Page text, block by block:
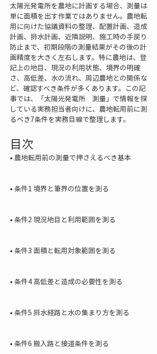
太陽光発電所を農地に計画する場合、測量は
単に面積を出す作業ではありません。農地転
用に向けた協議資料の整理、配置計画、造成
計画、排水計画、近隣説明、施工時の手戻り
防止まで、初期段階の測量結果がその後の計
画精度を大きく左右します。特に農地は、登
記上の地目、現況の利用状態、境界の明確
さ、高低差、水の流れ、周辺農地との関係な
ど、確認すべき条件が多くあります。この記
事では、「太陽光発電所　測量」で情報を探
している実務担当者向けに、農地転用前に測
るべき7条件を実務目線で整理します。
目次
• 農地転用前の測量で押さえるべき基本
• 条件1 境界と筆界の位置を測る
• 条件2 現況地目と利用範囲を測る
• 条件3 面積と転用対象範囲を測る
• 条件4 高低差と造成の必要性を測る
• 条件5 排水経路と水の集まり方を測る
• 条件6 搬入路と接道条件を測る